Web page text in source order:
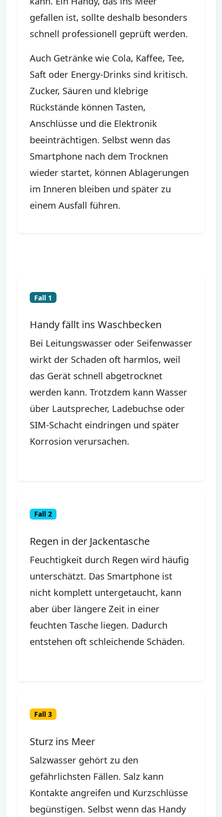
gefallen ist, sollte deshalb besonders
schnell professionell geprüft werden.
Auch Getränke wie Cola, Kaffee, Tee,
Saft oder Energy-Drinks sind kritisch.
Zucker, Säuren und klebrige
Rückstände können Tasten,
Anschlüsse und die Elektronik
beeinträchtigen. Selbst wenn das
Smartphone nach dem Trocknen
wieder startet, können Ablagerungen
im Inneren bleiben und später zu
einem Ausfall führen.
Fall 1
Handy fällt ins Waschbecken
Bei Leitungswasser oder Seifenwasser
wirkt der Schaden oft harmlos, weil
das Gerät schnell abgetrocknet
werden kann. Trotzdem kann Wasser
über Lautsprecher, Ladebuchse oder
SIM-Schacht eindringen und später
Korrosion verursachen.
Fall 2
Regen in der Jackentasche
Feuchtigkeit durch Regen wird häufig
unterschätzt. Das Smartphone ist
nicht komplett untergetaucht, kann
aber über längere Zeit in einer
feuchten Tasche liegen. Dadurch
entstehen oft schleichende Schäden.
Fall 3
Sturz ins Meer
Salzwasser gehört zu den
gefährlichsten Fällen. Salz kann
Kontakte angreifen und Kurzschlüsse
begünstigen. Selbst wenn das Handy